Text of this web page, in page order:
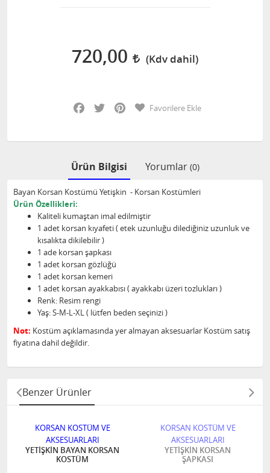
720,00
Facebook
Twitter PinterestFavorilere Ekle
Ürün Bilgisi Yorumlar (0)
Bayan Korsan Kostümü Yetişkin - Korsan Kostümleri
Ürün Özellikleri:
Kaliteli kumaştan imal edilmiştir
1 adet korsan kıyafeti ( etek uzunluğu dilediğiniz uzunluk ve
kısalıkta dikilebilir )
1 ade korsan şapkası
1 adet korsan gözlüğü
1 adet korsan kemeri
1 adet korsan ayakkabısı ( ayakkabı üzeri tozlukları )
Renk: Resim rengi
Yaş: S-M-L-XL ( lütfen beden seçinizi )
Not: Kostüm açıklamasında yer almayan aksesuarlar Kostüm satış
fiyatına dahil değildir.
Benzer Ürünler
KORSAN KOSTÜM VE
AKSESUARLARI
YETİŞKİN BAYAN KORSAN
KOSTÜM
KORSAN KOSTÜM VE
AKSESUARLARI
YETİŞKİN KORSAN
ŞAPKASI